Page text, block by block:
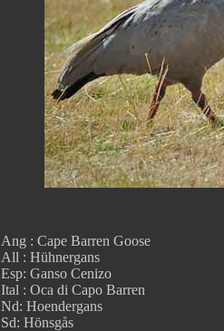
Ang : Cape Barren Goose
All : Hühnergans
Esp: Ganso Cenizo
Ital : Oca di Capo Barren
Nd: Hoendergans
Sd: Hönsgås